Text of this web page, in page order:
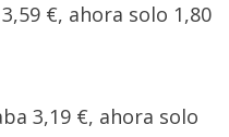
€, ahora solo 1,80
3,19 €, ahora solo